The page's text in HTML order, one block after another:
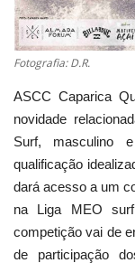
Ficha técnica
Cultura
Lazer
Ambiente
Fotografia: D.R.
ASCC Caparica
novidade
Surf, masculino
qualificação
dará acesso a um
na Liga MEO
competição vai de
de participação